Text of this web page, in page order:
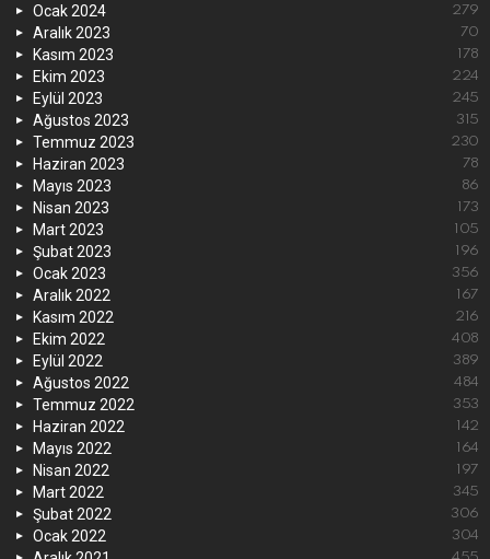
Ocak 2024 279
Aralık 2023 70
Kasım 2023 178
Ekim 2023 224
Eylül 2023 245
Ağustos 2023 315
Temmuz 2023 230
Haziran 2023 78
Mayıs 2023 86
Nisan 2023 173
Mart 2023 105
Şubat 2023 196
Ocak 2023 356
Aralık 2022 167
Kasım 2022 216
Ekim 2022 408
Eylül 2022 389
Ağustos 2022 484
Temmuz 2022 353
Haziran 2022 142
Mayıs 2022 164
Nisan 2022 197
Mart 2022 345
Şubat 2022 306
Ocak 2022 304